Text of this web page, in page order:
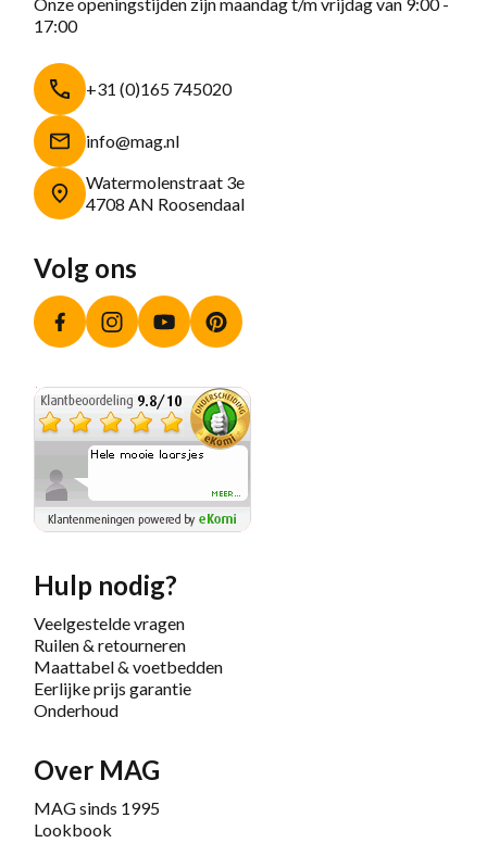
17:00
+31 (0)165 745020
info@mag.nl
Watermolenstraat 3e
4708 AN Roosendaal
Volg ons
FacebookInstagramYouTube
Hulp nodig?
Veelgestelde vragen
Ruilen & retourneren
Maattabel & voetbedden
Eerlijke prijs garantie
Onderhoud
Over MAG
MAG sinds 1995
Lookbook